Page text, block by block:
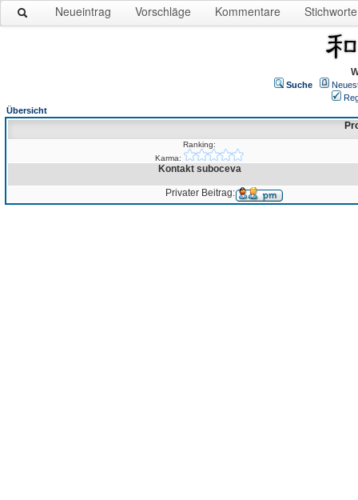
Neueintrag Vorschläge Kommentare Stichworte
Suche
Übersicht
Ranking:
Karma:
Kontakt suboceva
Privater Beitrag: